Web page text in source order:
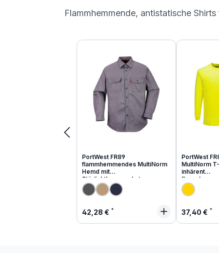
Flammhemmende, antistatische
Produktgalerie überspringen
PortWest FR89
flammhemmendes MultiNorm
Hemd mit
Störlichtbogenschutz
Regulärer Preis:
42,28 €
PortWest
MultiNorm
inhärent
37,40 €